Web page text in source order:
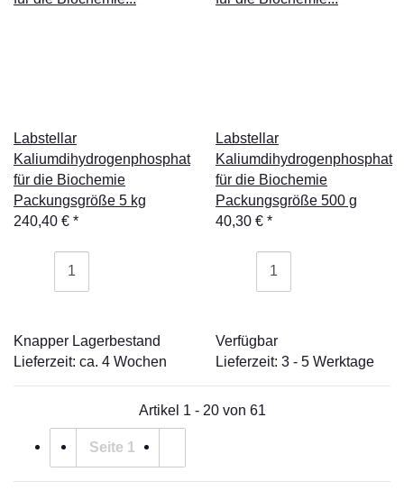
Labstellar
Kaliumdihydrogenphosphat
für die Biochemie
Packungsgröße 5 kg
240,40 € *
Knapper Lagerbestand
Lieferzeit: ca. 4 Wochen
Labstellar
Kaliumdihydrogenphosphat
für die Biochemie
Packungsgröße 500 g
40,30 € *
Verfügbar
Lieferzeit: 3 - 5 Werktage
Artikel 1 - 20 von 61
Seite 1